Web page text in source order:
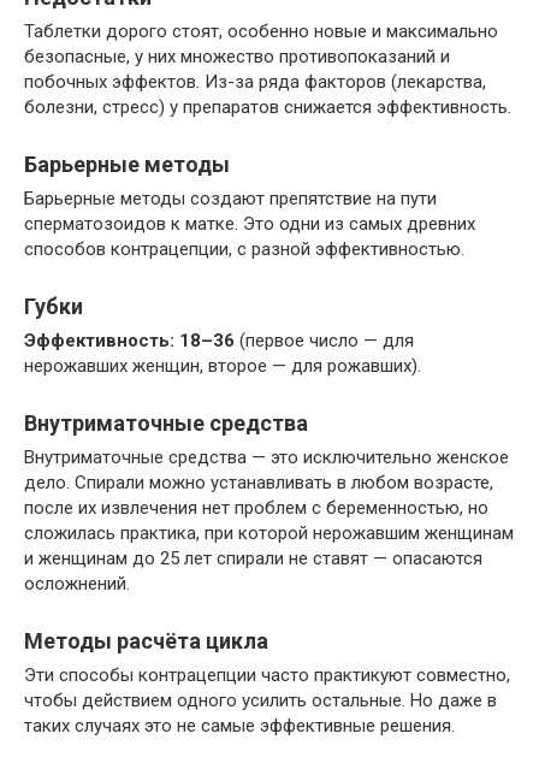
Таблетки дорого стоят, особенно новые и максимально
безопасные, у них множество противопоказаний и
побочных эффектов. Из-за ряда факторов (лекарства,
болезни, стресс) у препаратов снижается эффективность.
Барьерные методы
Барьерные методы создают препятствие на пути
сперматозоидов к матке. Это одни из самых древних
способов контрацепции, с разной эффективностью.
Губки
Эффективность: 18–36 (первое число — для
нерожавших женщин, второе — для рожавших).
Внутриматочные средства
Внутриматочные средства — это исключительно женское
дело. Спирали можно устанавливать в любом возрасте,
после их извлечения нет проблем с беременностью, но
сложилась практика, при которой нерожавшим женщинам
и женщинам до 25 лет спирали не ставят — опасаются
осложнений.
Методы расчёта цикла
Эти способы контрацепции часто практикуют совместно,
чтобы действием одного усилить остальные. Но даже в
таких случаях это не самые эффективные решения.